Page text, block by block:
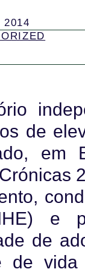
2014
de
em
e
de
de